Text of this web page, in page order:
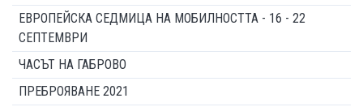
ЕВРОПЕЙСКА СЕДМИЦА НА МОБИЛНОСТТА - 16 - 22
СЕПТЕМВРИ
ЧАСЪТ НА ГАБРОВО
ПРЕБРОЯВАНЕ 2021